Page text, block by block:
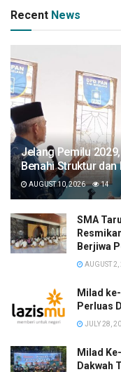
Recent News
Jelang Pemilu
Benahi Struktur dan
AUGUST 10, 2026 14
SMA
Berjiwa
AUGUST
Milad
Perluas
JULY 28,
Milad
Dakwah